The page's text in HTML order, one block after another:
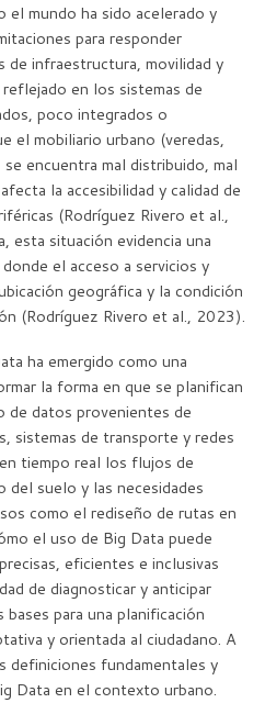
mundo ha sido acelerado y
para responder
de infraestructura, movilidad y
en los sistemas de
poco integrados o
el mobiliario urbano (veredas,
encuentra mal distribuido, mal
la accesibilidad y calidad de
(Rodríguez Rivero et al.,
esta situación evidencia una
el acceso a servicios y
geográfica y la condición
(Rodríguez Rivero et al., 2023).
ha emergido como una
la forma en que se planifican
de datos provenientes de
sistemas de transporte y redes
tiempo real los flujos de
suelo y las necesidades
como el rediseño de rutas en
el uso de Big Data puede
eficientes e inclusivas
de diagnosticar y anticipar
para una planificación
y orientada al ciudadano. A
definiciones fundamentales y
Data en el contexto urbano.